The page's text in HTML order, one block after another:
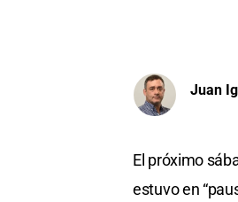
Juan
El próximo
estuvo en